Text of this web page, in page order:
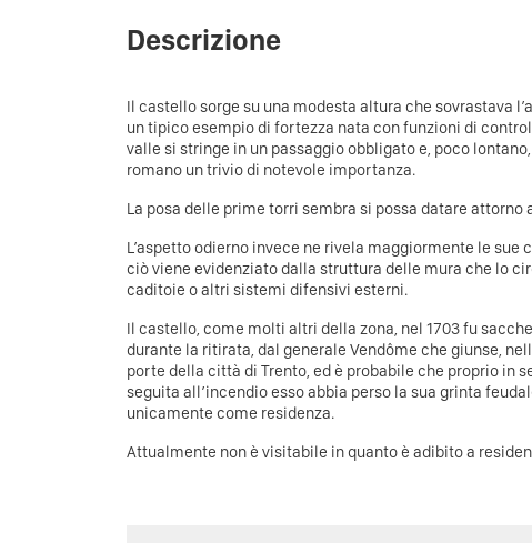
Descrizione
Il castello sorge su una modesta altura che sovrastava
un tipico esempio di fortezza nata con funzioni di
valle si stringe in un passaggio obbligato e, poco
romano un trivio di notevole importanza.
La posa delle prime torri sembra si possa datare attorno
L’aspetto odierno invece ne rivela maggiormente le
ciò viene evidenziato dalla struttura delle mura che lo
caditoie o altri sistemi difensivi esterni.
Il castello, come molti altri della zona, nel 1703 fu
durante la ritirata, dal generale Vendôme che giunse,
porte della città di Trento, ed è probabile che proprio in
seguita all’incendio esso abbia perso la sua grinta
unicamente come residenza.
Attualmente non è visitabile in quanto è adibito a